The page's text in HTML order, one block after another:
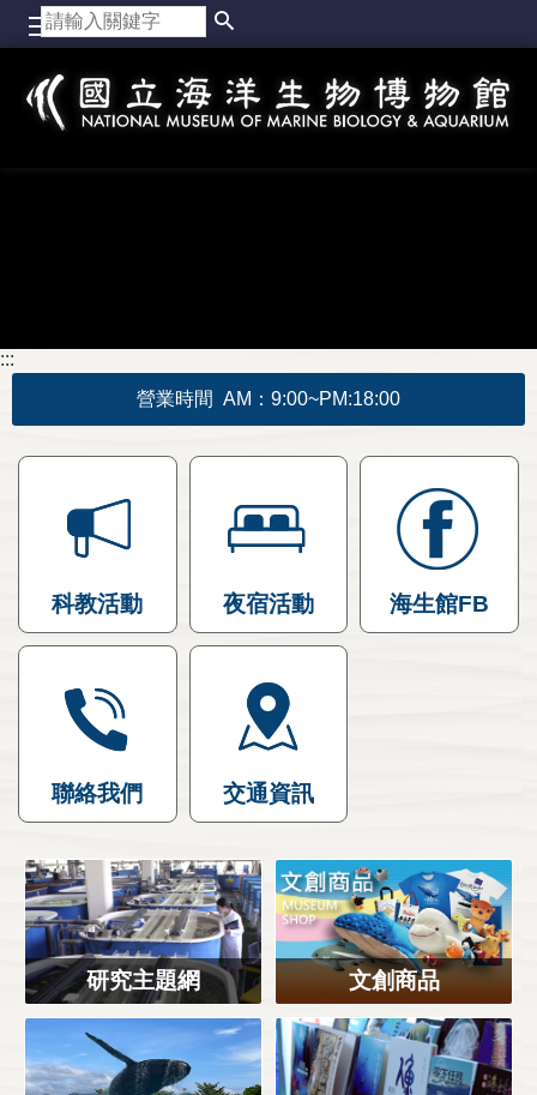
跳到主要內容區塊
:::
營業時間 AM：9:00~PM:18:00
科教活動 夜宿活動 海生館FB
聯絡我們 交通資訊
研究主題網 文創商品